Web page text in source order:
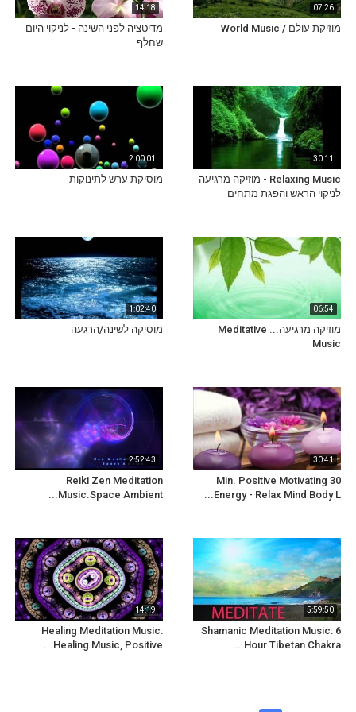
07:26
מוזיקת עולם / World Music
14:18
מדיטציה לפני השינה - לניקוי היום
שחלף
30:11
Relaxing Music - מוזיקה מרגיעה
לניקוי הראש והפגת מתחים
2:00:01
מוסיקת ערש לתינוקות
06:54
מוזיקה מרגיעה... Meditative
Music
1:02:40
מוסיקה לשינה/הרגעה
30:41
30 Min. Positive Motivating
Energy - Relax Mind Body L...
2:52:43
Reiki Zen Meditation
Music.Space Ambient...
5:59:50
Shamanic Meditation Music: 6
Hour Tibetan Chakra...
14:19
Healing Meditation Music:
Healing Music, Positive...